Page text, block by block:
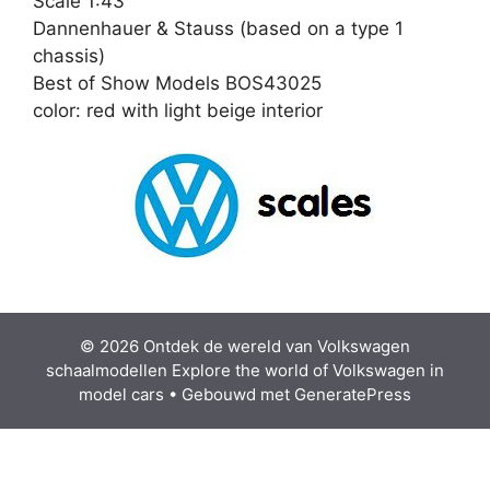
Dannenhauer & Stauss (based on a type 1
chassis)
Best of Show Models BOS43025
color: red with light beige interior
© 2026 Ontdek de wereld van Volkswagen
schaalmodellen Explore the world of Volkswagen in
model cars • Gebouwd met GeneratePress